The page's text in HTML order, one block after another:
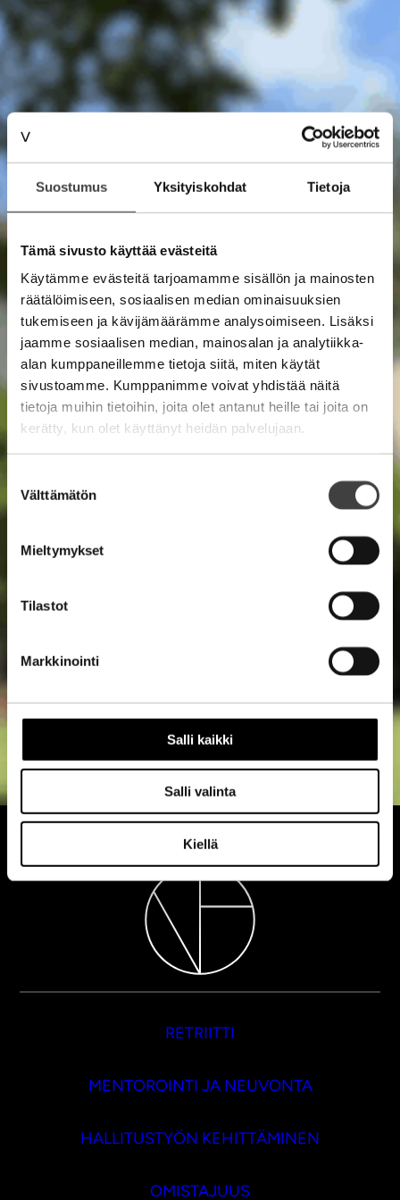
Suostumus Yksityiskohdat Tietoja
Tämä sivusto käyttää evästeitä
Käytämme evästeitä tarjoamamme sisällön ja mainosten
räätälöimiseen, sosiaalisen median ominaisuuksien
tukemiseen ja kävijämäärämme analysoimiseen. Lisäksi
jaamme sosiaalisen median, mainosalan ja analytiikka-
alan kumppaneillemme tietoja siitä, miten käytät
sivustoamme. Kumppanimme voivat yhdistää näitä
tietoja muihin tietoihin, joita olet antanut heille tai joita on
kerätty, kun olet käyttänyt heidän palvelujaan.
valinta
Välttämätön
Mieltymykset
Tilastot
Markkinointi
Salli kaikki
Salli valinta
Kiellä
RETRIITTI
MENTOROINTI JA NEUVONTA
HALLITUSTYÖN KEHITTÄMINEN
OMISTAJUUS